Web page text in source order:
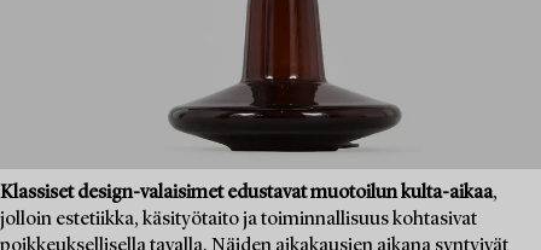
Klassiset design-valaisimet edustavat muotoilun kulta-aikaa,
jolloin estetiikka, käsityötaito ja toiminnallisuus kohtasivat